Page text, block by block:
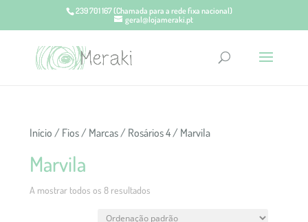
239 701 167(Chamada para a rede fixa nacional)
geral@lojameraki.pt
Início / Fios/ Marcas/ Rosários 4/ Marvila
Marvila
A mostrar todos os 8 resultados